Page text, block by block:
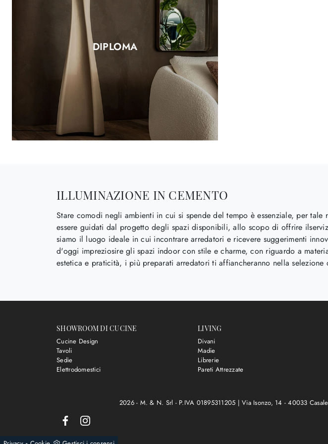
DIPLOMA
ILLUMINAZIONE IN CEMENTO
Stare comodi negli ambienti in cui si spende del tempo è essenziale, per
essere guidati dal progetto degli spazi disponibili, allo scopo di offrire
siamo il luogo ideale in cui incontrare arredatori e ricevere suggerimenti
d'oggi impreziosire gli spazi indoor con stile e charme, con riguardo a
estetica e praticità, i più preparati arredatori ti affiancheranno nella
SHOWROOM DI CUCINE
Cucine Design
Tavoli
Sedie
Elettrodomestici
LIVING
Divani
Madie
Librerie
Pareti Attrezzate
2026 - M. & N. Srl - P.IVA 01895311205 | Via Isonzo, 14 - 40033